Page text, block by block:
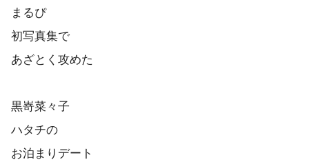
まるぴ
初写真集で
あざとく攻めた
黒嵜菜々子
ハタチの
お泊まりデート